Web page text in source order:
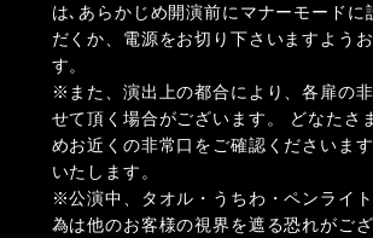
は､あらかじめ開演前にマナーモードに
だくか、電源をお切り下さいますよう
す。
※また、演出上の都合により、各扉の
せて頂く場合がございます。 どなたさ
めお近くの非常口をご確認くださいま
いたします。
※公演中、タオル・うちわ・ペンライ
為は他のお客様の視界を遮る恐れがござ